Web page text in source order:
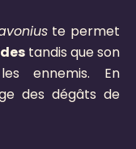
te permet
tandis que son
ennemis. En
des dégâts de